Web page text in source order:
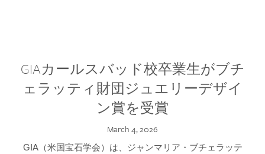
GIAカールスバッド校卒業生がブチ
ェラッティ財団ジュエリーデザイ
ン賞を受賞
March 4, 2026
GIA（米国宝石学会）は、ジャンマリア・ブチェラッテ